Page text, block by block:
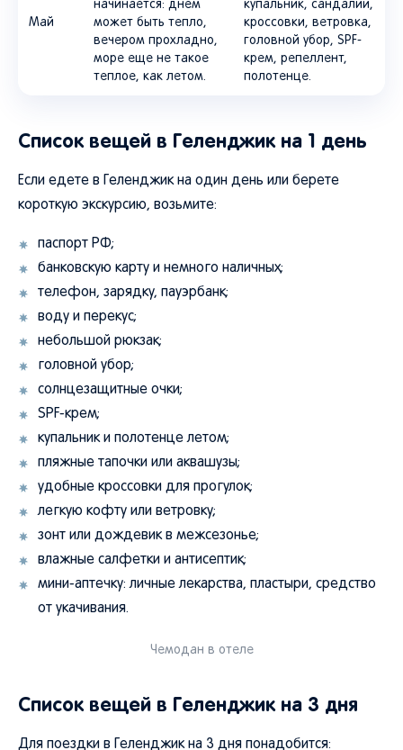
Май
начинается: днем
может быть тепло,
вечером прохладно,
море еще не такое
теплое, как летом.
купальник, сандалии,
кроссовки, ветровка,
головной убор, SPF-
крем, репеллент,
полотенце.
Список вещей в Геленджик на 1 день
Если едете в Геленджик на один день или берете
короткую экскурсию, возьмите:
паспорт РФ;
банковскую карту и немного наличных;
телефон, зарядку, пауэрбанк;
воду и перекус;
небольшой рюкзак;
головной убор;
солнцезащитные очки;
SPF-крем;
купальник и полотенце летом;
пляжные тапочки или аквашузы;
удобные кроссовки для прогулок;
легкую кофту или ветровку;
зонт или дождевик в межсезонье;
влажные салфетки и антисептик;
мини-аптечку: личные лекарства, пластыри, средство
от укачивания.
Чемодан в отеле
Список вещей в Геленджик на 3 дня
Для поездки в Геленджик на 3 дня понадобится: